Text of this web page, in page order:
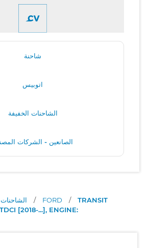
شاحنة
اتوبيس
الشاحنات الخفيفة
الصانعين - الشركات
/ FORD /
TRANSIT
[2018-...], ENGINE: